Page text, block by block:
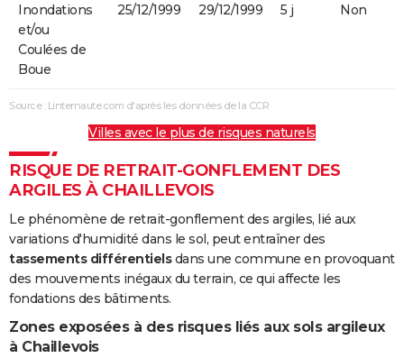
Inondations
et/ou
Coulées de
Boue
25/12/1999 29/12/1999 5 j Non
Source : Linternaute.com d'après les données de la CCR
Villes avec le plus de risques naturels
RISQUE DE RETRAIT-GONFLEMENT DES
ARGILES À CHAILLEVOIS
Le phénomène de retrait-gonflement des argiles, lié aux
variations d'humidité dans le sol, peut entraîner des
tassements différentielsdans une commune en provoquant
des mouvements inégaux du terrain, ce qui affecte les
fondations des bâtiments.
Zones exposées à des risques liés aux sols argileux
à Chaillevois